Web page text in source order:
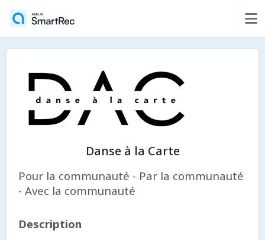
Danse à la Carte
Pour la communauté - Par la communauté
- Avec la communauté
Description